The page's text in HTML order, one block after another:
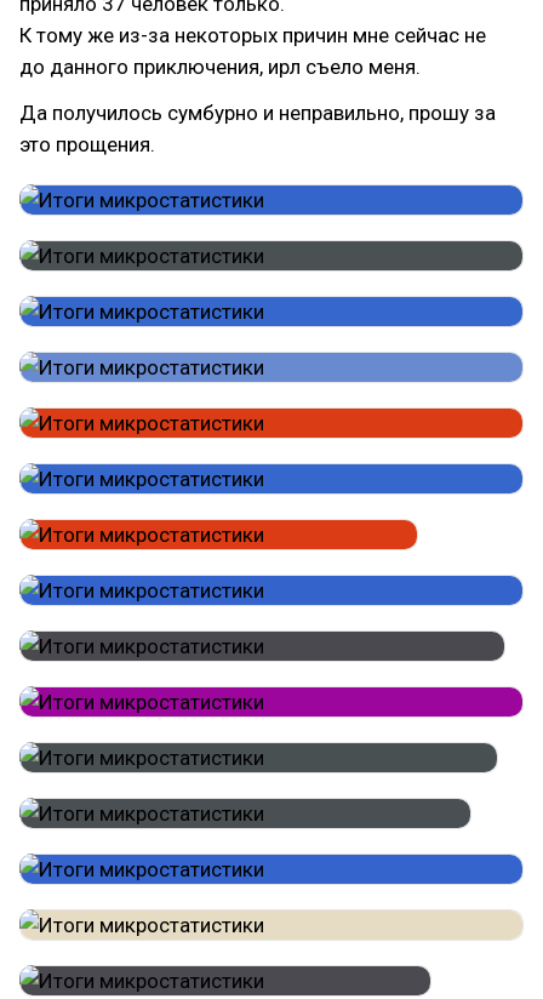
К тому же из-за некоторых причин мне сейчас не
до данного приключения, ирл съело меня.
Да получилось сумбурно и неправильно, прошу за
это прощения.